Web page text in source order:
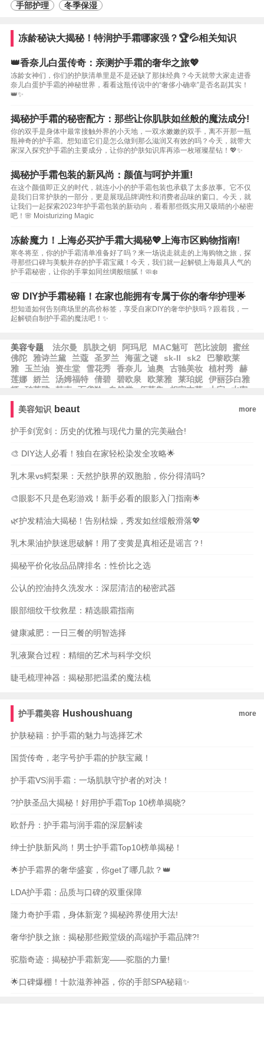
手部护理
冬季保湿
冻龄秘诀大揭秘！特润护手霜哪家强？🏆💦相关知识
👑香奈儿白蛋传奇：亲测护手霜的奢华之旅💖
冻龄女神们，你们的护肤清单里是不是还缺了那抹经典？今天就带大家走进香
奈儿白蛋护手霜的神秘世界，看看这瓶传说中的“奢侈小确幸”是否名副其实！
👑✨
揭秘护手霜的秘密配方：那些让你肌肤如丝般的魔法成分!
你的双手是身体中最常接触外界的小天地，一双水嫩嫩的双手，离不开那一瓶
瓶神奇的护手霜。想知道它们是怎么做到那么滋润又有效的吗？今天，就带大
家深入探究护手霜的主要成分，让你的护肤知识库再添一枚璀璨星钻！💖✨
揭秘护手霜包装的新风尚：颜值与呵护并重!
在这个颜值即正义的时代，就连小小的护手霜包装也承载了太多故事。它不仅
是我们日常护肤的一部分，更是展现品牌调性和消费者品味的窗口。今天，就
让我们一起探索2023年护手霜包装的新动向，看看那些既实用又吸睛的小秘密
吧！🌸 Moisturizing Magic
冻龄魔力！上海必买护手霜大揭秘💖上海市区购物指南!
寒冬将至，你的护手霜清单准备好了吗？来一场说走就走的上海购物之旅，探
寻那些口碑与美貌并存的护手霜宝藏！今天，我们就一起解锁上海最具人气的
护手霜秘密，让你的手掌如同丝绸般细腻！🧼❄️
🌸 DIY护手霜秘籍！在家也能拥有专属于你的奢华护理🌟
想知道如何告别商场里的高价标签，享受自家DIY的奢华护肤吗？跟着我，一
起解锁自制护手霜的魔法吧！✨
美容专题 法尔曼 肌肤之钥 阿玛尼 MAC魅可 芭比波朗
蜜丝
佛陀
雅诗兰黛 兰蔻 圣罗兰 海蓝之谜 sk-II sk2
巴黎欧莱
雅
玉兰油 资生堂 雪花秀 香奈儿 迪奥 古驰美妆 植村秀
赫
莲娜
娇兰 汤姆福特 倩碧 碧欧泉 欧莱雅 莱珀妮
伊丽莎白雅
顿
珀莱雅 韩束 百雀羚 自然堂 佰草集 相宜本草 大宝
水密
码
萄
无人区玫瑰 观夏
美容知识 beaut more
护手剑宽剑：历史的优雅与现代力量的完美融合!
🎨 DIY达人必看！独自在家轻松染发全攻略🌟
乳木果vs鳄梨果：天然护肤界的双胞胎，你分得清吗?
🎨眼影不只是色彩游戏！新手必看的眼影入门指南🌟
🌿护发精油大揭秘！告别枯燥，秀发如丝缎般滑落💖
乳木果油护肤迷思破解！用了变黄是真相还是谣言？!
揭秘平价化妆品品牌排名：性价比之选
公认的控油持久洗发水：深层清洁的秘密武器
眼部细纹干纹救星：精选眼霜指南
健康减肥：一日三餐的明智选择
乳液聚合过程：精细的艺术与科学交织
睫毛梳理神器：揭秘那把温柔的魔法梳
护手霜美容 Hushoushuang more
护肤秘籍：护手霜的魅力与选择艺术
国货传奇，老字号护手霜的护肤宝藏！
护手霜VS润手霜：一场肌肤守护者的对决！
?护肤圣品大揭秘！好用护手霜Top 10榜单揭晓?
欧舒丹：护手霜与润手霜的深层解读
绅士护肤新风尚！男士护手霜Top10榜单揭秘！
🌟护手霜界的奢华盛宴，你get了哪几款？👑
LDA护手霜：品质与口碑的双重保障
隆力奇护手霜，身体新宠？揭秘跨界使用大法!
奢华护肤之旅：揭秘那些殿堂级的高端护手霜品牌?!
驼脂奇迹：揭秘护手霜新宠——驼脂的力量!
🌟口碑爆棚！十款滋养神器，你的手部SPA秘籍✨